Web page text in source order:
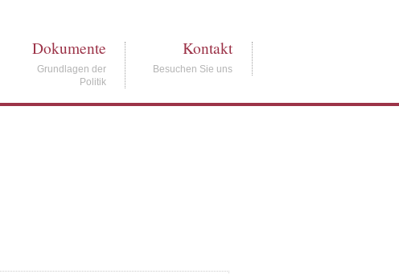
Dokumente
Grundlagen der
Politik
Kontakt
Besuchen Sie uns